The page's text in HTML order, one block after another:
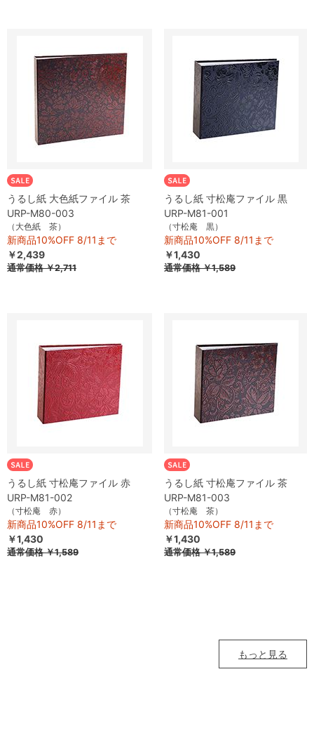
うるし紙 大色紙ファイル 茶
URP-M80-003
（大色紙 茶）
新商品10%OFF 8/11まで
￥2,439
通常価格￥2,711
うるし紙 寸松庵ファイル 黒
URP-M81-001
（寸松庵 黒）
新商品10%OFF 8/11まで
￥1,430
通常価格￥1,589
うるし紙 寸松庵ファイル 赤
URP-M81-002
（寸松庵 赤）
新商品10%OFF 8/11まで
￥1,430
通常価格￥1,589
うるし紙 寸松庵ファイル 茶
URP-M81-003
（寸松庵 茶）
新商品10%OFF 8/11まで
￥1,430
通常価格￥1,589
もっと見る